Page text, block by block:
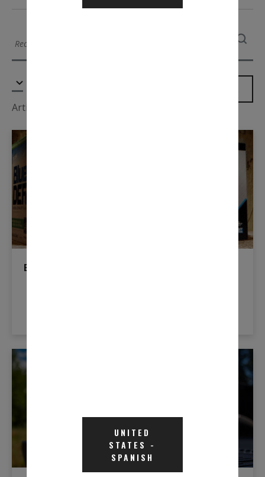
UNITED
STATES -
SPANISH
Articles 1 - 9 de 19
BlueDEF® & BlueDEF PLATINUM™